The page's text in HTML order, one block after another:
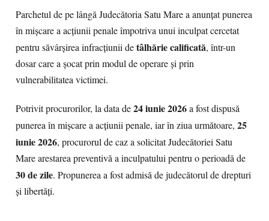
Parchetul de pe lângă Judecătoria Satu Mare a anunțat punerea
în mișcare a acțiunii penale împotriva unui inculpat cercetat
pentru săvârșirea infracțiunii detâlhărie calificată, într-un
dosar care a șocat prin modul de operare și prin
vulnerabilitatea victimei.
Potrivit procurorilor, la data de24 iunie 2026a fost dispusă
punerea în mișcare a acțiunii penale, iar în ziua următoare, 25
iunie 2026, procurorul de caz a solicitat Judecătoriei Satu
Mare arestarea preventivă a inculpatului pentru o perioadă de
30 de zile. Propunerea a fost admisă de judecătorul de drepturi
și libertăți.